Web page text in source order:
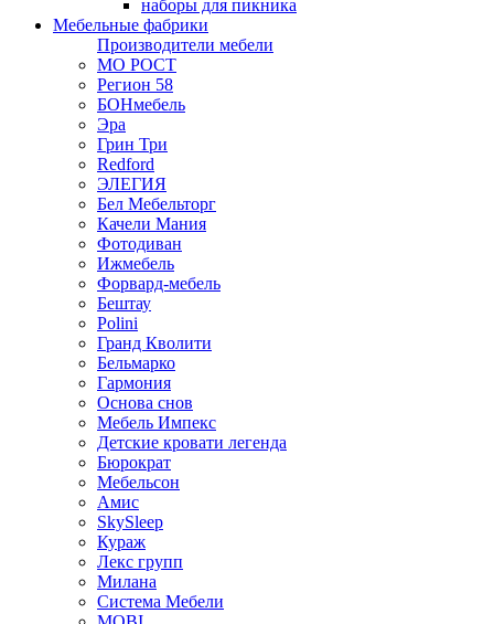
наборы для пикника
Мебельные фабрики
Производители мебели
МО РОСТ
Регион 58
БОНмебель
Эра
Грин Три
Redford
ЭЛЕГИЯ
Бел Мебельторг
Качели Мания
Фотодиван
Ижмебель
Форвард-мебель
Бештау
Polini
Гранд Кволити
Бельмарко
Гармония
Основа снов
Мебель Импекс
Детские кровати легенда
Бюрократ
Мебельсон
Амис
SkySleep
Кураж
Лекс групп
Милана
Система Мебели